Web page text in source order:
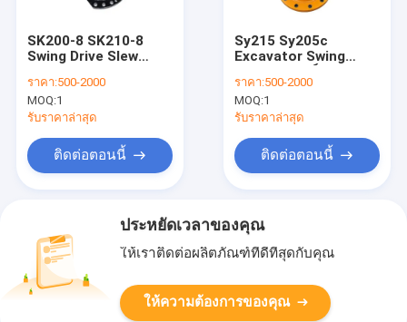
SK200-8 SK210-8
Swing Drive Slew
M5X130 M5X130CHB
YN15V00036F3
YN32W00019F1
ราคา:500-2000
MOQ:1
รับราคาล่าสุด
ติดต่อตอนนี้
Sy215 Sy205c
Excavator Swing
SB22CA-WA04-00
SBHSM151-260-06
ราคา:500-2000
MOQ:1
รับราคาล่าสุด
ติดต่อตอนนี้
ประหยัดเวลาของคุณ
ให้เราติดต่อผลิตภัณฑ์ที่ดีที่สุดกับคุณ
ให้ความต้องการของคุณ